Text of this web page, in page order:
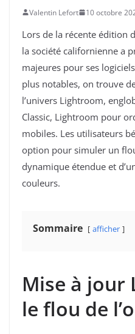
Valentin Lefort 10 octobre
Lors de la récente édition
la société californienne a
majeures pour ses
plus notables, on trouve
l’univers Lightroom,
Classic, Lightroom pour
mobiles. Les utilisateurs
option pour simuler un
dynamique étendue et
couleurs.
Sommaire afficher
Mise à jour
le flou de